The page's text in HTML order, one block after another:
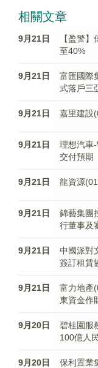
相關文章
9月21日
【盈警
至40%
9月21日
富匯國際
式落戶三
9月21日 嘉里建設
9月21日
理想汽車
交付預期
9月21日 龍資源
9月21日
錦藝集團
行董事及
9月21日
中國派對
簽訂租賃
9月21日
富力地產
東資金作
9月20日
碧桂園服
100億人
9月20日
保利置業